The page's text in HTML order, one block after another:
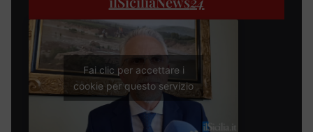
Fai clic per accettare i
cookie per questo servizio